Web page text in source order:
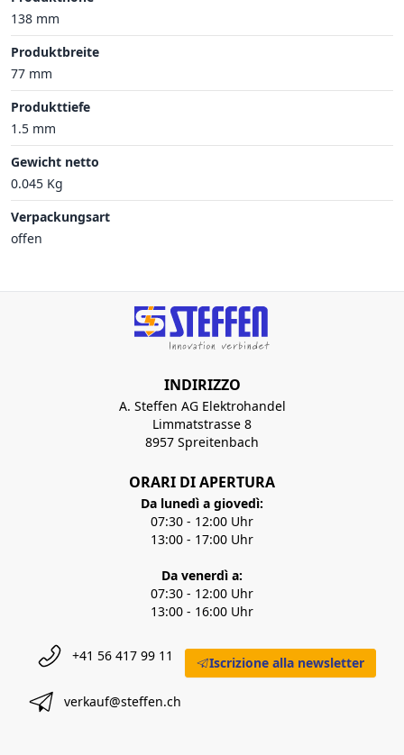
138 mm
Produktbreite
77 mm
Produkttiefe
1.5 mm
Gewicht netto
0.045 Kg
Verpackungsart
offen
INDIRIZZO
A. Steffen AG Elektrohandel
Limmatstrasse 8
8957 Spreitenbach
ORARI DI APERTURA
Da lunedì a giovedì:
07:30 - 12:00 Uhr
13:00 - 17:00 Uhr
Da venerdì a:
07:30 - 12:00 Uhr
13:00 - 16:00 Uhr
+41 56 417 99 11
verkauf@steffen.ch
Iscrizione alla newsletter